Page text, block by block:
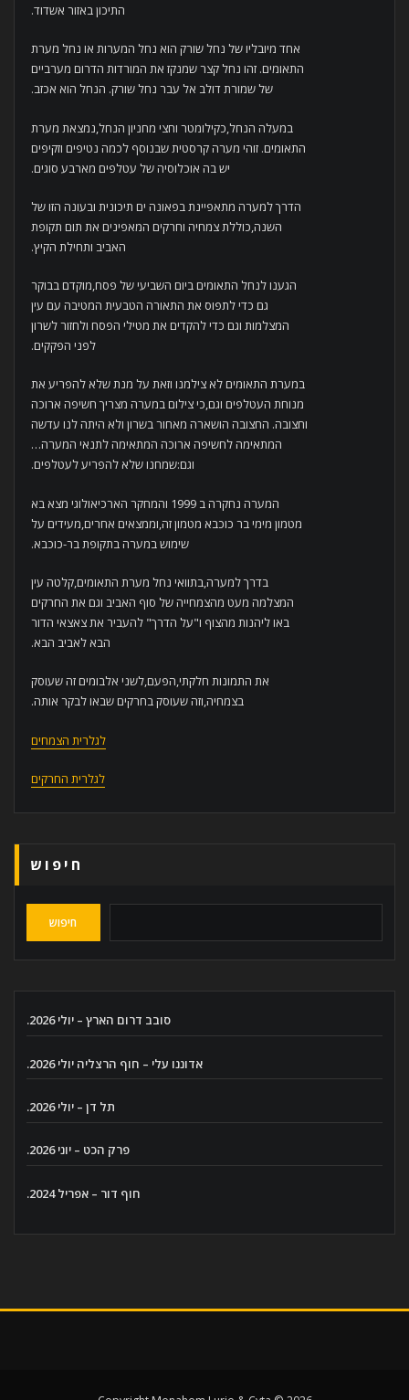
התיכון באזור אשדוד.
אחד מיובליו של נחל שורק הוא נחל המערות או נחל מערת
התאומים. זהו נחל קצר שמנקז את המורדות הדרום מערביים
של שמורת דולב אל עבר נחל שורק. הנחל הוא אכזב.
במעלה הנחל,כקילומטר וחצי מחניון הנחל,נמצאת מערת
התאומים. זוהי מערה קרסטית שבנוסף לכמה נטיפים וזקיפים
יש בה אוכלוסיה של עטלפים מארבע סוגים.
הדרך למערה מתאפיינת בפאונה ים תיכונית ובעונה הזו של
השנה,כוללת צמחיה וחרקים המאפינים את תום תקופת
האביב ותחילת הקיץ.
הגענו לנחל התאומים ביום השביעי של פסח,מוקדם בבוקר
גם כדי לתפוס את התאורה הטבעית המטיבה עם עין
המצלמות וגם כדי להקדים את מטילי הפסח ולחזור לשרון
לפני הפקקים.
במערת התאומים לא צילמנו וזאת על מנת שלא להפריע את
מנוחת העטלפים וגם,כי צילום במערה מצריך חשיפה ארוכה
וחצובה. החצובה הושארה מאחור בשרון ולא היתה לנו עדשה
המתאימה לחשיפה ארוכה המתאימה לתנאי המערה…
וגם:שמחנו שלא להפריע לעטלפים.
המערה נחקרה ב 1999 והמחקר הארכיאולוגי מצא בא
מטמון מימי בר כוכבא מטמון זה,וממצאים אחרים,מעידים על
שימוש במערה בתקופת בר-כוכבא.
בדרך למערה,בתוואי נחל מערת התאומים,קלטה עין
המצלמה מעט מהצמחייה של סוף האביב וגם את החרקים
באו ליהנות מהצוף ו"על הדרך" להעביר את צאצאי הדור
הבא לאביב הבא.
את התמונות חלקתי,הפעם,לשני אלבומים זה שעוסק
בצמחיה,וזה שעוסק בחרקים שבאו לבקר אותה.
לגלרית הצמחים
לגלרית החרקים
חיפוש
חיפוש
סובב דרום הארץ – יולי 2026.
אדוננו עלי – חוף הרצליה יולי 2026.
תל דן – יולי 2026.
פרק הכט – יוני 2026.
חוף דור – אפריל 2024.